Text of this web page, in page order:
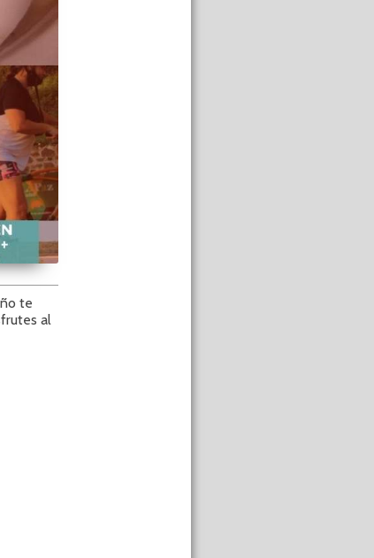
te
al